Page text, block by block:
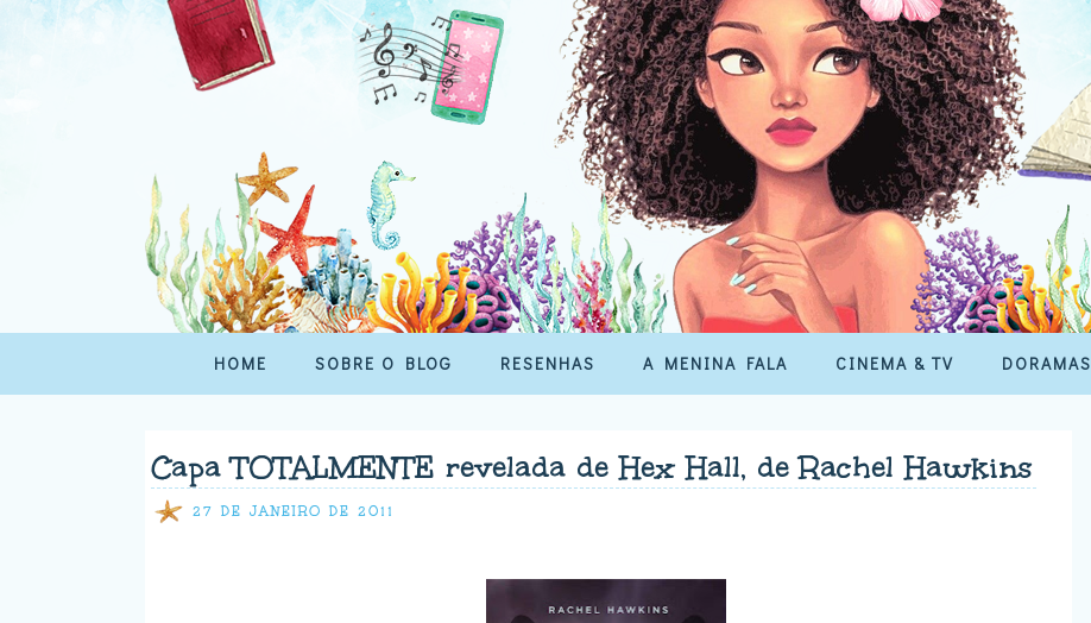
HOME SOBRE O BLOG RESENHAS A MENINA FALA CINEMA & TV DORAMAS
Capa TOTALMENTE revelada de Hex Hall, de Rachel Hawkins
27 DE JANEIRO DE 2011